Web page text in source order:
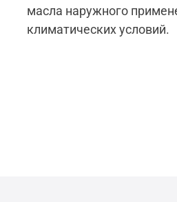
масла наружного
климатических условий.